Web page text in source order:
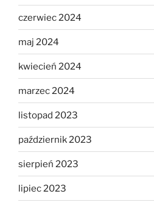
czerwiec 2024
maj 2024
kwiecień 2024
marzec 2024
listopad 2023
październik 2023
sierpień 2023
lipiec 2023